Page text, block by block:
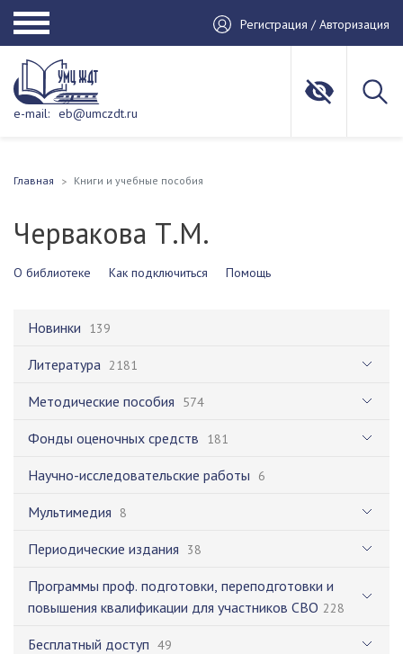
Регистрация / Авторизация
e-mail: eb@umczdt.ru
Главная Книги и учебные пособия
Червакова Т.М.
О библиотеке Как подключиться Помощь
Новинки 139
Литература 2181
Методические пособия 574
Фонды оценочных средств 181
Научно-исследовательские работы 6
Мультимедия 8
Периодические издания 38
Программы проф. подготовки, переподготовки и
повышения квалификации для участников СВО 228
Бесплатный доступ 49